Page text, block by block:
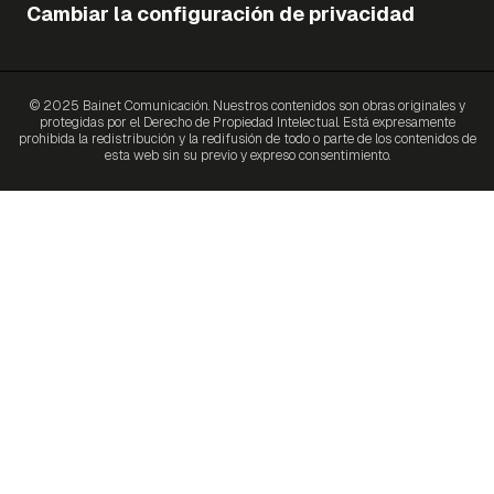
Cambiar la configuración de privacidad
© 2025 Bainet Comunicación. Nuestros contenidos son obras originales y
protegidas por el Derecho de Propiedad Intelectual. Está expresamente
prohibida la redistribución y la redifusión de todo o parte de los contenidos de
esta web sin su previo y expreso consentimiento.